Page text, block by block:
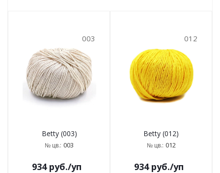
003
Betty (003)
№ цв.: 003
934руб./уп
012
Betty (012)
№ цв.: 012
934руб./уп